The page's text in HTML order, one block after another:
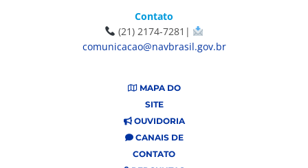
Contato
(21) 2174-7281|
comunicacao@navbrasil.gov.br
MAPA DO
SITE
OUVIDORIA
CANAIS DE
CONTATO